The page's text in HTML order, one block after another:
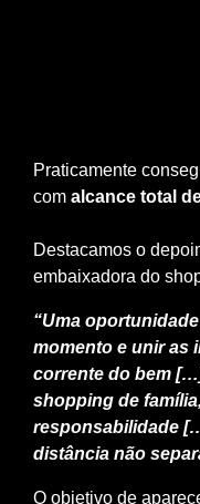
Praticamente
com alcance total
Destacamos o
embaixadora do
“Uma
momento e unir as
corrente do bem
shopping de
responsabilidade
distância não
O objetivo de